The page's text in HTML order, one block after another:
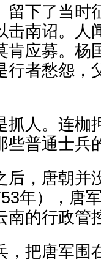
留下了当
击南诏。人
肯应募。杨
行者愁怨，
抓人。连枷
些普通士兵
后，唐朝并
年），唐
的行政管
，把唐军围